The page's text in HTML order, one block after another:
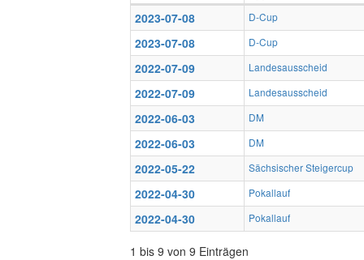
2023-07-08
D-Cup
2023-07-08 D-Cup
2022-07-09 Landesausscheid
2022-07-09 Landesausscheid
2022-06-03 DM
2022-06-03 DM
2022-05-22 Sächsischer Steigercup
2022-04-30 Pokallauf
2022-04-30 Pokallauf
1 bis 9 von 9 Einträgen